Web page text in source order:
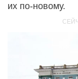
их по-новому.